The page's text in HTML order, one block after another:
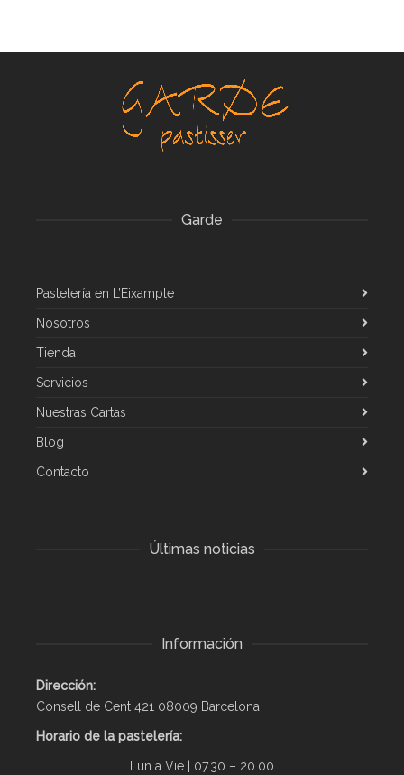
Garde
Pastelería en L’Eixample
Nosotros
Tienda
Servicios
Nuestras Cartas
Blog
Contacto
Últimas noticias
Información
Dirección:
Consell de Cent 421 08009 Barcelona
Horario de la pastelería:
Lun a Vie | 07.30 – 20.00